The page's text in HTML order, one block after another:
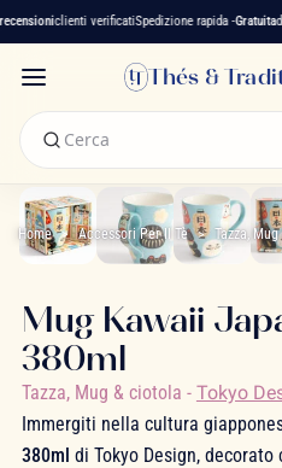
clienti verificatiSpedizione rapida -Gratuita
Thés &
Home Accessori Per Il Tè Tazza,
Mug Kawaii
380ml
Tazza, Mug & ciotola - Tokyo
Immergiti nella cultura
380ml di Tokyo Design,